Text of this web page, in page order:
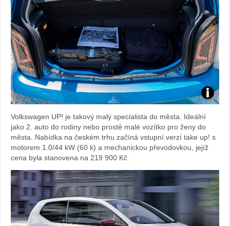
Foto:
Kvášová
Volkswagen UP! je takový malý specialista do města. Ideální
jako 2. auto do rodiny nebo prostě malé vozítko pro ženy do
města. Nabídka na českém trhu začíná vstupní verzí take up! s
motorem 1.0/44 kW (60 k) a mechanickou převodovkou, jejíž
cena byla stanovena na 219 900 Kč.